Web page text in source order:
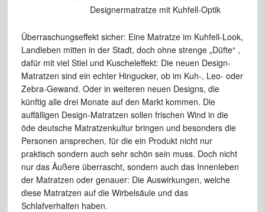
Designermatratze mit Kuhfell-Optik
Überraschungseffekt sicher: Eine Matratze im Kuhfell-Look,
Landleben mitten in der Stadt, doch ohne strenge „Düfte“ ,
dafür mit viel Stiel und Kuscheleffekt: Die neuen Design-
Matratzen sind ein echter Hingucker, ob im Kuh-, Leo- oder
Zebra-Gewand. Oder in weiteren neuen Designs, die
künftig alle drei Monate auf den Markt kommen. Die
auffälligen Design-Matratzen sollen frischen Wind in die
öde deutsche Matratzenkultur bringen und besonders die
Personen ansprechen, für die ein Produkt nicht nur
praktisch sondern auch sehr schön sein muss. Doch nicht
nur das Äußere überrascht, sondern auch das Innenleben
der Matratzen oder genauer: Die Auswirkungen, welche
diese Matratzen auf die Wirbelsäule und das
Schlafverhalten haben.